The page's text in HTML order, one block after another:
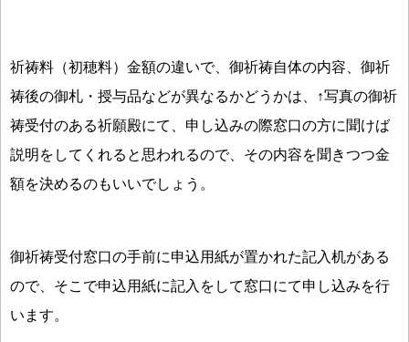
祈祷料（初穂料）金額の違いで、御祈祷自体の内容、御祈
祷後の御札・授与品などが異なるかどうかは、↑写真の御祈
祷受付のある祈願殿にて、申し込みの際窓口の方に聞けば
説明をしてくれると思われるので、その内容を聞きつつ金
額を決めるのもいいでしょう。
御祈祷受付窓口の手前に申込用紙が置かれた記入机がある
ので、そこで申込用紙に記入をして窓口にて申し込みを行
います。